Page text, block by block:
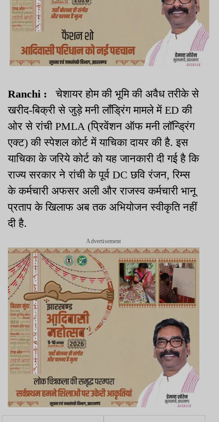
Ranchi :चेशायर होम की भूमि की अवैध तरीके से
खरीद-बिक्री से जुड़े मनी लॉंड्रिंग मामले में ED की
ओर से रांची PMLA (प्रिवेंशन ऑफ मनी लॉन्ड्रिंग
एक्ट) की स्पेशल कोर्ट में याचिका दायर की है. इस
याचिका के जरिये कोर्ट को यह जानकारी दी गई है कि
राज्य सरकार ने रांची के पूर्व DC छवि रंजन, रिम्स
के कर्मचारी अफसर अली और राजस्व कर्मचारी भानू
प्रताप के खिलाफ अब तक अभियोजन स्वीकृति नहीं
दी है.
Advertisement